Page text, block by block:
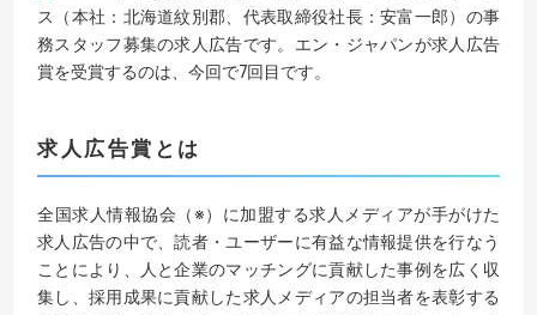
ス（本社：北海道紋別郡、代表取締役社長：安富一郎）の事
務スタッフ募集の求人広告です。エン・ジャパンが求人広告
賞を受賞するのは、今回で7回目です。
求人広告賞とは
全国求人情報協会（※）に加盟する求人メディアが手がけた
求人広告の中で、読者・ユーザーに有益な情報提供を行なう
ことにより、人と企業のマッチングに貢献した事例を広く収
集し、採用成果に貢献した求人メディアの担当者を表彰する